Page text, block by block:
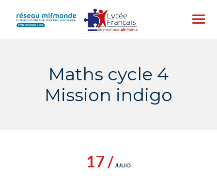
content
Maths cycle 4
Mission indigo
17 /JULIO